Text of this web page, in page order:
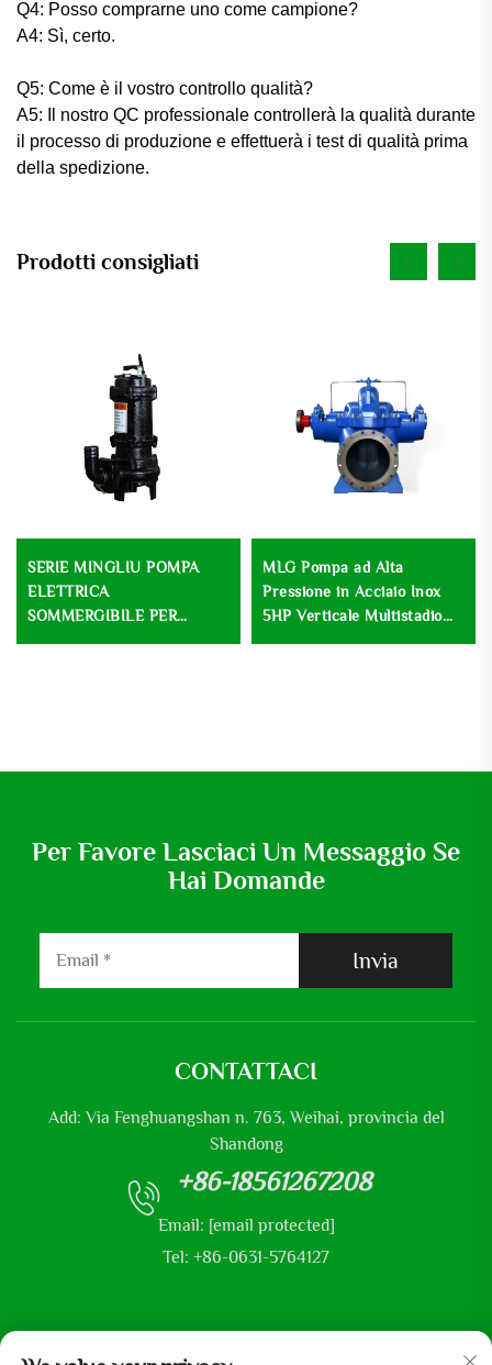
Q4: Posso comprarne uno come campione?
A4: Sì, certo.
Q5: Come è il vostro controllo qualità?
A5: Il nostro QC professionale controllerà la qualità durante
il processo di produzione e effettuerà i test di qualità prima
della spedizione.
Prodotti consigliati
SERIE MINGLIU POMPA
ELETTRICA
SOMMERGIBILE PER
FANGHI POMPA
MLG Pompa ad Alta
Pressione in Acciaio Inox
5HP Verticale Multistadio
Pompa di Sollevamento
Per Favore Lasciaci Un Messaggio Se
Hai Domande
Invia
CONTATTACI
Add: Via Fenghuangshan n. 763, Weihai, provincia del
Shandong
+86-18561267208
Email: [email protected]
Tel: +86-0631-5764127